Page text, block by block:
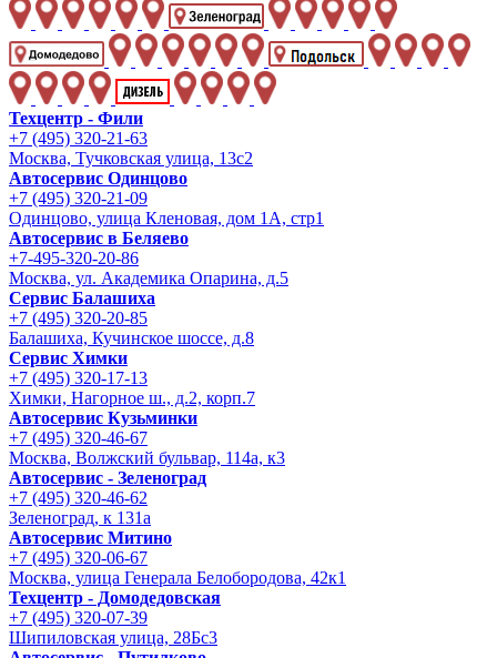
Техцентр - Фили
+7 (495) 320-21-63
Москва, Тучковская улица, 13с2
Автосервис Одинцово
+7 (495) 320-21-09
Одинцово, улица Кленовая, дом 1А, стр1
Автосервис в Беляево
+7-495-320-20-86
Москва, ул. Академика Опарина, д.5
Сервис Балашиха
+7 (495) 320-20-85
Балашиха, Кучинское шоссе, д.8
Сервис Химки
+7 (495) 320-17-13
Химки, Нагорное ш., д.2, корп.7
Автосервис Кузьминки
+7 (495) 320-46-67
Москва, Волжский бульвар, 114а, к3
Автосервис - Зеленоград
+7 (495) 320-46-62
Зеленоград, к 131а
Автосервис Митино
+7 (495) 320-06-67
Москва, улица Генерала Белобородова, 42к1
Техцентр - Домодедовская
+7 (495) 320-07-39
Шипиловская улица, 28Бс3